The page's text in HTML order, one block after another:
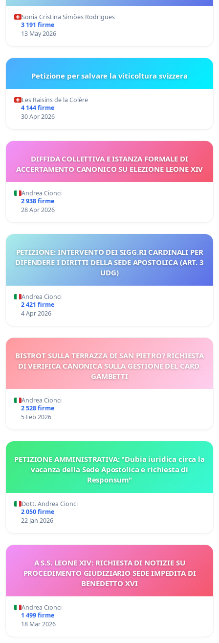
Sonia Cristina Simões Rodrigues
3 191 firme
13 May 2026
Petizione per salvare la viticoltura svizzera
Les Raisins de la Colère
4 144 firme
30 Apr 2026
DIFFIDA COLLETTIVA E ISTANZA FORMALE DI
ACCERTAMENTO CANONICO SU ELEZIONE LEONE XIV
Andrea Cionci
2 938 firme
28 Apr 2026
PETIZIONE: INTERVENTO DEI SIGG.RI CARDINALI PER
DIFENDERE I DIRITTI DELLA SEDE APOSTOLICA (ART. 3
UDG)
Andrea Cionci
2 421 firme
4 Apr 2026
BISTROT SULLA TERRAZZA DI SAN PIETRO? RICHIESTA
DI VERIFICA CANONICA SULLA GESTIONE DEL CARD.
GAMBETTI
Andrea Cionci
2 528 firme
5 Feb 2026
PETIZIONE AMMINISTRATIVA: "Dubia iuridica circa la
vacanza della Sede Apostolica e richiesta di
Responsum"
Dott. Andrea Cionci
2 050 firme
22 Jan 2026
A S.S. LEONE XIV: RICHIESTA DI NOTIZIE SU
PROCEDIMENTO GIUDIZIARIO SEDE IMPEDITA DI
BENEDETTO XVI
Andrea Cionci
1 499 firme
18 Mar 2026